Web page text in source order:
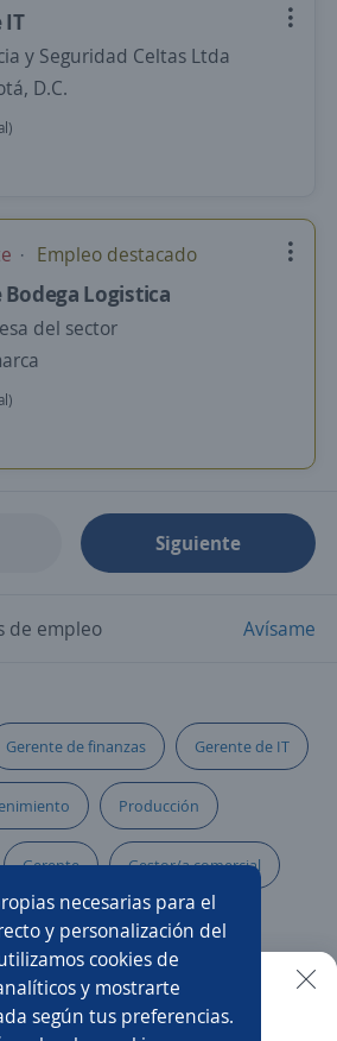
necesarias para el
y personalización del
cookies de
y mostrarte
según tus preferencias.
IT
y Seguridad Celtas Ltda
D.C.
Empleo destacado
Logistica
del sector
Siguiente
de empleo Avísame
Gerente de finanzas Gerente de IT
Producción
Gerente Gestor/a comercial
a clientes
Community manager
es más fácil en la app